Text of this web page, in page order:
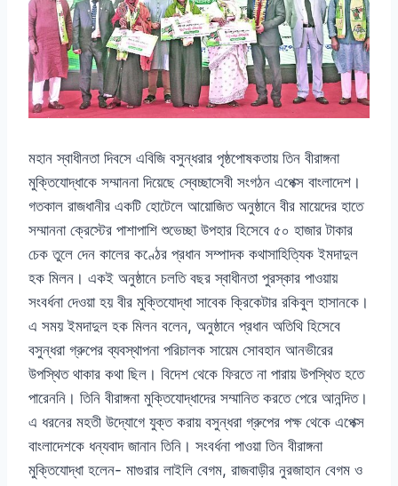
মহান স্বাধীনতা দিবসে এবিজি বসুন্ধরার পৃষ্ঠপোষকতায় তিন বীরাঙ্গনা
মুক্তিযোদ্ধাকে সম্মাননা দিয়েছে স্বেচ্ছাসেবী সংগঠন এপেক্স বাংলাদেশ।
গতকাল রাজধানীর একটি হোটেলে আয়োজিত অনুষ্ঠানে বীর মায়েদের হাতে
সম্মাননা ক্রেস্টের পাশাপাশি শুভেচ্ছা উপহার হিসেবে ৫০ হাজার টাকার
চেক তুলে দেন কালের কণ্ঠের প্রধান সম্পাদক কথাসাহিত্যিক ইমদাদুল
হক মিলন। একই অনুষ্ঠানে চলতি বছর স্বাধীনতা পুরস্কার পাওয়ায়
সংবর্ধনা দেওয়া হয় বীর মুক্তিযোদ্ধা সাবেক ক্রিকেটার রকিবুল হাসানকে।
এ সময় ইমদাদুল হক মিলন বলেন, অনুষ্ঠানে প্রধান অতিথি হিসেবে
বসুন্ধরা গ্রুপের ব্যবস্থাপনা পরিচালক সায়েম সোবহান আনভীরের
উপস্থিত থাকার কথা ছিল। বিদেশ থেকে ফিরতে না পারায় উপস্থিত হতে
পারেননি। তিনি বীরাঙ্গনা মুক্তিযোদ্ধাদের সম্মানিত করতে পেরে আনন্দিত।
এ ধরনের মহতী উদ্যোগে যুক্ত করায় বসুন্ধরা গ্রুপের পক্ষ থেকে এপেক্স
বাংলাদেশকে ধন্যবাদ জানান তিনি। সংবর্ধনা পাওয়া তিন বীরাঙ্গনা
মুক্তিযোদ্ধা হলেন- মাগুরার লাইলি বেগম, রাজবাড়ীর নুরজাহান বেগম ও